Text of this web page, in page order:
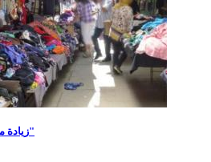
زيادة مرتقبة بأكثر من 20% في "الفريب"